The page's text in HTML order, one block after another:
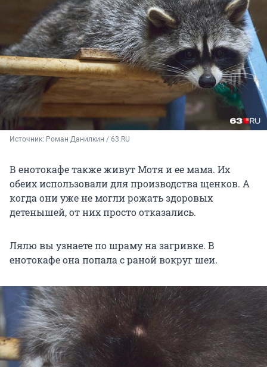
Источник: Роман Данилкин / 63.RU
В енотокафе также живут Мотя и ее мама. Их
обеих использовали для производства щенков. А
когда они уже не могли рожать здоровых
детенышей, от них просто отказались.
Лялю вы узнаете по шраму на загривке. В
енотокафе она попала с раной вокруг шеи.